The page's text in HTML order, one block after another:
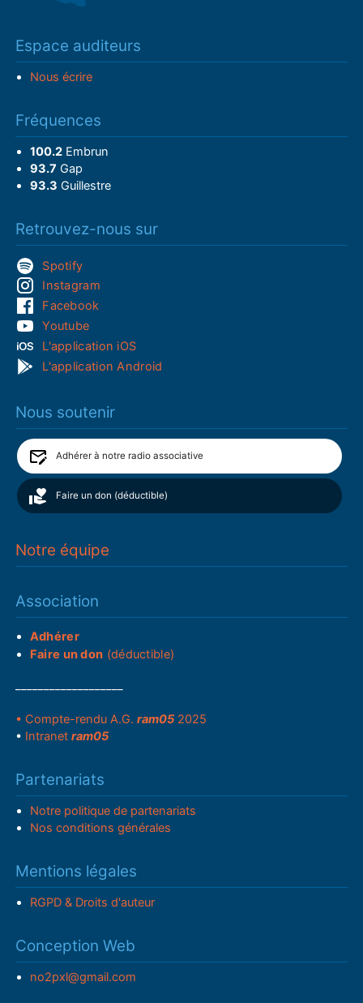
Espace auditeurs
Nous écrire
Fréquences
100.2Embrun
93.7 Gap
93.3 Guillestre
Retrouvez-nous sur
Spotify
Instagram
Facebook
Youtube
L'application iOS
L'application Android
Nous soutenir
Adhérer à notre radio associative
Faire un don (déductible)
Notre équipe
Association
Adhérer
Faire un don (déductible)
• Compte-rendu A.G.ram05 2025
• Intranetram05
Partenariats
Notre politique de partenariats
Nos conditions générales
Mentions légales
RGPD & Droits d'auteur
Conception Web
no2pxl@gmail.com